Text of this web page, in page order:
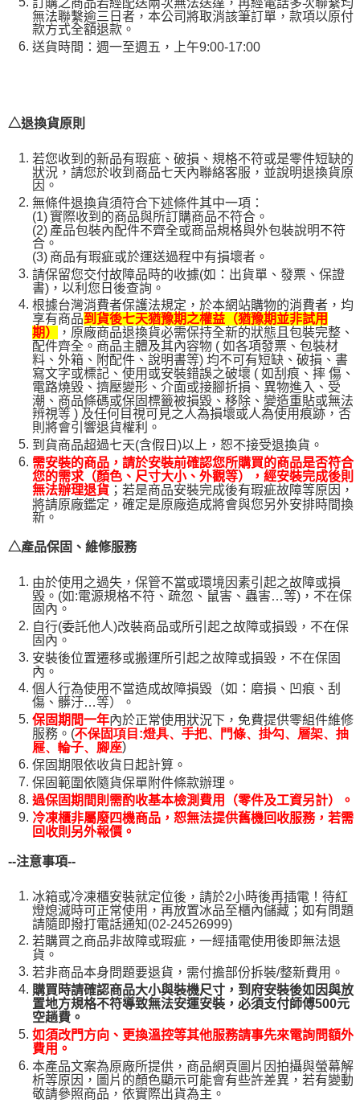
無法聯繫逾三日者，本公司將取消該筆訂單，款項以原付
款方式全額退款。
送貨時間：週一至週五，上午9:00-17:00
△退換貨原則
若您收到的新品有瑕疵、破損、規格不符或是零件短缺的
狀況，請您於收到商品七天內聯絡客服，並說明退換貨原
因。
無條件退換貨須符合下述條件其中一項：
(1)實際收到的商品與所訂購商品不符合。
(2) 產品包裝內配件不齊全或商品規格與外包裝說明不符
合。
(3) 商品有瑕疵或於運送過程中有損壞者。
請保留您交付故障品時的收據(如：出貨單、發票、保證
書)，以利您日後查詢。
根據台灣消費者保護法規定，於本網站購物的消費者，均
享有商品到貨後七天猶豫期之權益（猶豫期並非試用
期）
，原廠商品退換貨必需保持全新的狀態且包裝完整、
配件齊全。商品主體及其內容物 ( 如各項發票、包裝材
料、外箱、附配件、說明書等) 均不可有短缺、破損、書
寫文字或標記、使用或安裝錯誤之破壞 ( 如刮痕、摔 傷、
電路燒毀、擠壓變形、介面或接腳折損、異物進入、受
潮、商品條碼或保固標籤被損毀、移除、變造重貼或無法
辨視等 ) 及任何目視可見之人為損壞或人為使用痕跡，否
則將會引響退貨權利。
到貨商品超過七天(含假日)以上，恕不接受退換貨。
需安裝的商品，請於安裝前確認您所購買的商品是否符合
您的需求（顏色、尺寸大小、外觀等），經安裝完成後則
無法辦理退貨 ；若是商品安裝完成後有瑕疵故障等原因，
將請原廠鑑定，確定是原廠造成將會與您另外安排時間換
新。
△產品保固、維修服務
由於使用之過失，保管不當或環境因素引起之故障或損
毀。(如:電源規格不符、疏忽、鼠害、蟲害…等)，不在保
固內。
自行(委託他人)改裝商品或所引起之故障或損毀，不在保
固內。
安裝後位置遷移或搬運所引起之故障或損毀，不在保固
內。
個人行為使用不當造成故障損毀（如：磨損、凹痕、刮
傷、髒汙…等）。
保固期間一年內於正常使用狀況下，免費提供零組件維修
服務。(不保固項目:燈具、手把、門條、掛勾、層架、抽
屜、輪子、腳座)
保固期限依收貨日起計算。
保固範圍依隨貨保單附件條款辦理。
過保固期間則需酌收基本檢測費用（零件及工資另計）。
冷凍櫃非屬廢四機商品，恕無法提供舊機回收服務，若需
回收則另外報價。
--注意事項--
冰箱或冷凍櫃安裝就定位後，請於2小時後再插電！待紅
燈熄滅時可正常使用，再放置冰品至櫃內儲藏；如有問題
請隨即撥打電話通知(02-24526999)
若購買之商品非故障或瑕疵，一經插電使用後即無法退
貨。
若非商品本身問題要退貨，需付擔部份拆裝/整新費用。
購買時請確認商品大小與裝機尺寸，到府安裝後如因與放
置地方規格不符導致無法安運安裝，必須支付師傅500元
空趟費。
如須改門方向、更換溫控等其他服務請事先來電詢問額外
費用。
本產品文案為原廠所提供，商品網頁圖片因拍攝與螢幕解
析等原因，圖片的顏色顯示可能會有些許差異，若有變動
敬請參照商品，依實際出貨為主。